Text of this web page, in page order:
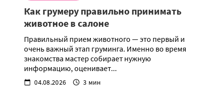
Как грумеру правильно принимать
животное в салоне
Правильный прием животного — это первый и
очень важный этап груминга. Именно во время
знакомства мастер собирает нужную
информацию, оценивает...
04.08.2026 3 мин